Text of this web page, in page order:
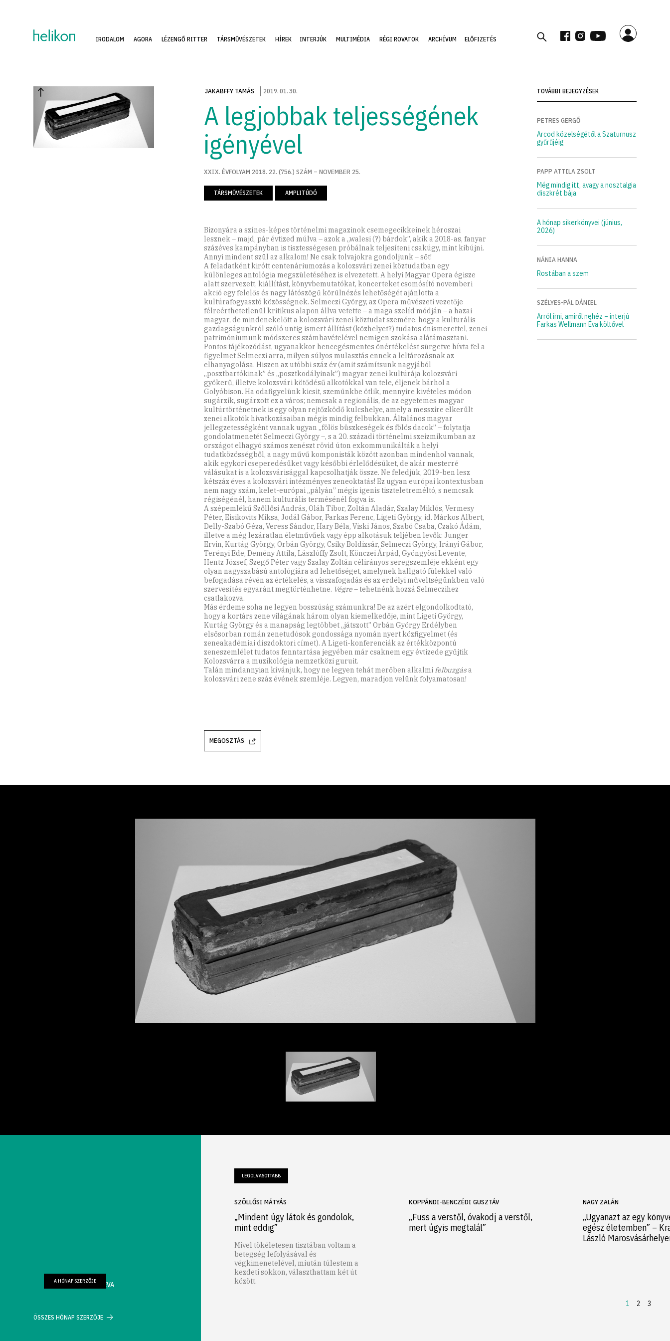
IRODALOM AGORA LÉZENGŐ RITTER TÁRSMŰVÉSZETEK HÍREK INTERJÚK MULTIMÉDIA RÉGI ROVATOK ARCHÍVUM ELŐFIZETÉS
JAKABFFY TAMÁS 2019.01.30.
A legjobbak teljességének
igényével
XXIX. ÉVFOLYAM 2018. 22. (756.) SZÁM – NOVEMBER 25.
TÁRSMŰVÉSZETEK AMPLITÚDÓ
Bizonyára a színes-képes történelmi magazinok csemegecikkeinek héroszai
lesznek – majd, pár évtized múlva – azok a „walesi (?) bárdok”, akik a 2018-as, fanyar
százéves kampányban is tisztességesen próbálnak teljesíteni csakúgy, mint kibújni.
Annyi mindent szül az alkalom! Ne csak tolvajokra gondoljunk – sőt!
A feladatként kirótt centenáriumozás a kolozsvári zenei köztudatban egy
különleges antológia megszületéséhez is elvezetett. A helyi Magyar Opera égisze
alatt szervezett, kiállítást, könyvbemutatókat, koncerteket csomósító novemberi
akció egy felelős és nagy látószögű körülnézés lehetőségét ajánlotta a
kultúrafogyasztó közösségnek. ­Selmeczi György, az Opera művészeti vezetője
félreérthetetlenül kritikus alapon állva vetette – a maga szelíd módján – a hazai
magyar, de mindenekelőtt a kolozsvári zenei köztudat szemére, hogy a kulturális
gazdagságunkról szóló untig ismert állítást (közhelyet?) tudatos önismerettel, zenei
patrimóniumunk módszeres számbavételével nemigen szokása alátámasztani.
Pontos tájékozódást, ugyanakkor hencegésmentes önértékelést sürgetve hívta fel a
figyelmet Selmeczi arra, milyen súlyos mulasztás ennek a leltározásnak az
elhanyagolása. Hiszen az utóbbi száz év (amit számítsunk nagyjából
„posztbartókinak” és „posztkodályinak”) magyar zenei kultúrája kolozsvári
gyökerű, illetve kolozsvári kötődésű alkotókkal van tele, éljenek bárhol a
Golyóbison. Ha odafigyelünk kicsit, szemünkbe ötlik, mennyire kivételes módon
sugárzik, sugárzott ez a város; nemcsak a regionális, de az egyetemes magyar
kultúrtörténetnek is egy olyan rejtőzködő kulcshelye, amely a messzire elkerült
zenei alkotók hivatkozásaiban mégis mindig felbukkan. Általános magyar
jellegzetességként vannak ugyan „fölös büszkeségek és fölös dacok” – folytatja
gondolatmenetét Selmeczi György –, s a 20. századi történelmi szeizmikumban az
országot elhagyó számos zenészt rövid úton exkommunikálták a helyi
tudatközösségből, a nagy művű komponisták között azonban mindenhol vannak,
akik egykori cseperedésüket vagy későbbi érlelődésüket, de akár mesterré
válásukat is a kolozsvárisággal kapcsolhatják össze. Ne feledjük, 2019-ben lesz
kétszáz éves a kolozsvári intézményes zeneoktatás! Ez ugyan európai kontextusban
nem nagy szám, kelet-európai „pályán” mégis igenis tiszteletreméltó, s nemcsak
régiségénél, hanem kulturális termésénél fogva is.
A szépemlékű Szőllősi András, Oláh Tibor, Zoltán Aladár, Szalay Miklós, Vermesy
Péter, Eisikovits Miksa, Jodál Gábor, Farkas Ferenc, Ligeti György, id. Márkos Albert,
Delly-Szabó Géza, Veress Sándor, Hary Béla, Viski János, Szabó Csaba, Czakó Ádám,
illetve a még lezáratlan életművűek vagy épp alkotásuk teljében levők: Junger
Ervin, Kurtág György, Orbán György, Csiky Boldizsár, Selmeczi György, Irányi Gábor,
Terényi Ede, Demény Attila, Lászlóffy Zsolt, Könczei Árpád, Gyöngyösi Levente,
Hentz József, Szegő Péter vagy Szalay Zoltán célirányos seregszemléje ekként egy
olyan nagyszabású antológiára ad lehetőséget, amelynek hallgató fülekkel való
befogadása révén az értékelés, a visszafogadás és az erdélyi műveltségünkben való
szervesítés egyaránt megtörténhetne. Végre– tehetnénk hozzá Selmeczihez
csatlakozva.
Más érdeme soha ne legyen bosszúság számunkra! De az azért elgondolkodtató,
hogy a kortárs zene világának három olyan kiemelkedője, mint Ligeti György,
Kurtág György és a manapság legtöbbet „játszott” Orbán György Erdélyben
elsősorban román zenetudósok gondossága nyomán nyert közfigyelmet (és
zeneakadémiai díszdoktori címet). A Ligeti-konferenciák az értékközpontú
zeneszemlélet tudatos fenntartása jegyében már csaknem egy évtizede gyűjtik
Kolozsvárra a muzikológia nemzetközi guruit.
Talán mindannyian kívánjuk, hogy ne legyen tehát merőben alkalmifelbuzgása
kolozsvári zene száz évének szemléje. Legyen, maradjon velünk folyamatosan!
MEGOSZTÁS
TOVÁBBI BEJEGYZÉSEK
PETRES GERGŐ
Arcod közelségétől a Szaturnusz
gyűrűjéig
PAPP ATTILA ZSOLT
Még mindig itt, avagy a nosztalgia
diszkrét bája
A hónap sikerkönyvei (június,
2026)
NÁNIA HANNA
Rostában a szem
SZÉLYES-PÁL DÁNIEL
Arról írni, amiről nehéz – interjú
Farkas Wellmann Éva költővel
FARKAS WELLMANN ÉVA
A HÓNAP SZERZŐJE
ÖSSZES HÓNAP SZERZŐJE
LEGOLVASOTTABB
SZÖLLŐSI MÁTYÁS
„Mindent úgy látok és gondolok,
mint eddig”
Mivel tökéletesen tisztában voltam a
betegség lefolyásával és
végkimenetelével, miután túlestem a
kezdeti sokkon, választhattam két út
között.
KOPPÁNDI-BENCZÉDI GUSZTÁV
„Fuss a verstől, óvakodj a verstől,
mert úgyis megtalál”
NAGY ZALÁN
„Ugyanazt az egy
egész életemben” –
László
1 2 3